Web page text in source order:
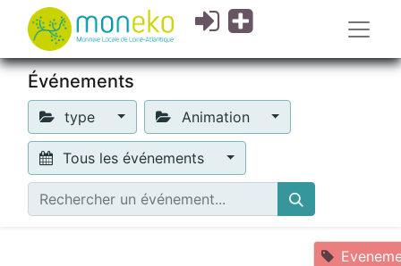
Événements
type Animation
Tous les événements